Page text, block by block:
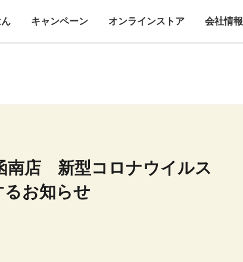
キャンペーン オンラインストア 会社情報
南店 新型コロナウイルス
るお知らせ